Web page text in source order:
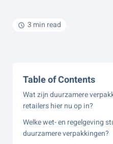
3 min read
Table of Contents
Wat zijn duurzamere
retailers hier nu op in?
Welke wet- en regelgeving
duurzamere verpakkingen?